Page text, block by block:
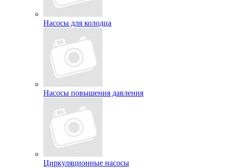
Насосы для колодца
Насосы повышения давления
Циркуляционные насосы